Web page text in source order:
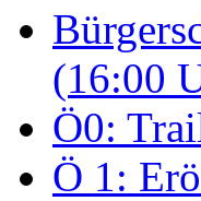
(16:00
Ö0:
Ö 1: